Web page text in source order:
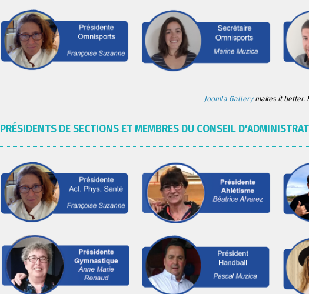
Joomla Gallerymakes it better.
PRÉSIDENTS DE SECTIONS ET MEMBRES DU CONSEIL